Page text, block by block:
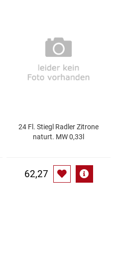
24 Fl. Stiegl Radler Zitrone
naturt. MW 0,33l
62,27